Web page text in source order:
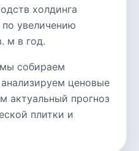
холдинга
увеличению
м в год.
собираем
ценовые
актуальный прогноз
плитки и